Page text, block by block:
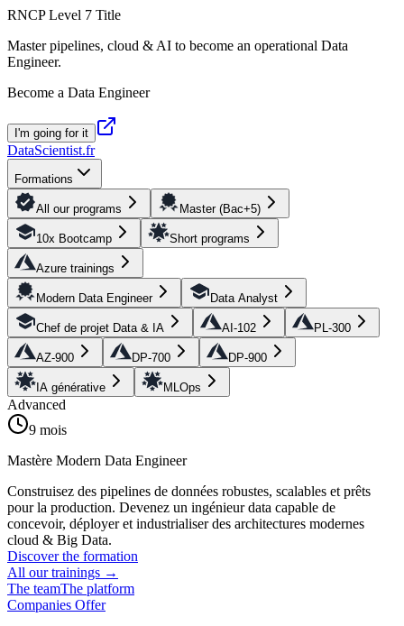
RNCP Level 7 Title
Master pipelines, cloud & AI to become an operational Data
Engineer.
Become a Data Engineer
I'm going for it
DataScientist.fr
Formations
All our programs Master (Bac+5)
10x Bootcamp Short programs
Azure trainings
Modern Data Engineer Data Analyst
Chef de projet Data & IA AI-102 PL-300
AZ-900 DP-700 DP-900
IA générative MLOps
Advanced
9 mois
Mastère Modern Data Engineer
Construisez des pipelines de données robustes, scalables et prêts
pour la production. Devenez un ingénieur data capable de
concevoir, déployer et industrialiser des architectures modernes
cloud & Big Data.
Discover the formation
All our trainings →
The teamThe platform
Companies Offer